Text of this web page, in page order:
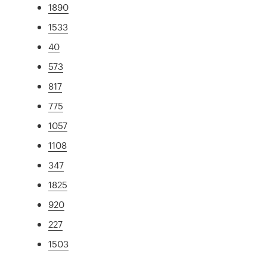
1890
1533
40
573
817
775
1057
1108
347
1825
920
227
1503